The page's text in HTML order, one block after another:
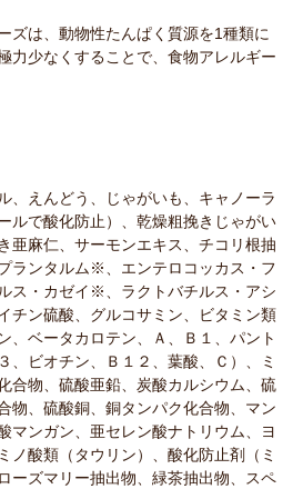
ズは、動物性たんぱく質源を1種類に
力少なくすることで、食物アレルギー
、えんどう、じゃがいも、キャノーラ
ルで酸化防止）、乾燥粗挽きじゃがい
亜麻仁、サーモンエキス、チコリ根抽
ランタルム※、エンテロコッカス・フ
ス・カゼイ※、ラクトバチルス・アシ
チン硫酸、グルコサミン、ビタミン類
、ベータカロテン、Ａ、Ｂ１、パント
、ビオチン、Ｂ１２、葉酸、Ｃ）、ミ
合物、硫酸亜鉛、炭酸カルシウム、硫
物、硫酸銅、銅タンパク化合物、マン
マンガン、亜セレン酸ナトリウム、ヨ
ノ酸類（タウリン）、酸化防止剤（ミ
ーズマリー抽出物、緑茶抽出物、スペ